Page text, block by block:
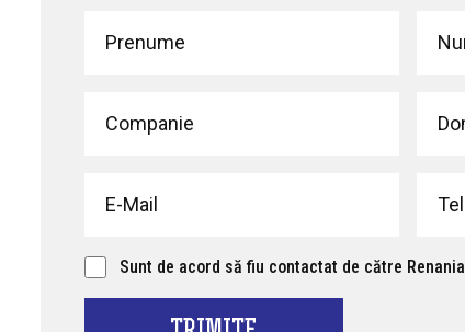
Sunt de acord să fiu contactat de către Renania